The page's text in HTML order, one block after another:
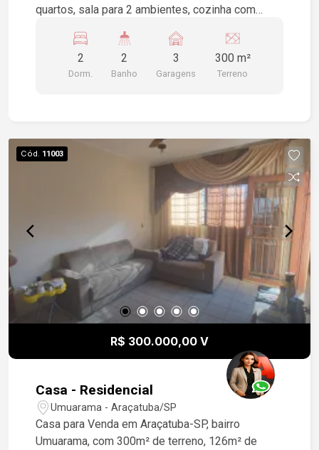
quartos, sala para 2 ambientes, cozinha com
serviço, edícula com 1 quarto, cozinha e 1 wc,
churrasqueira, edícula com 1 quarto, 1 wc e
cozinha, 3 vagas de garagem.
2
Dorm.
2
Banho
3
Garagens
300 m²
Terreno
Cód. 11003
R$ 300.000,00 V
Casa - Residencial
Umuarama - Araçatuba/SP
Casa para Venda em Araçatuba-SP, bairro
Umuarama, com 300m² de terreno, 126m² de